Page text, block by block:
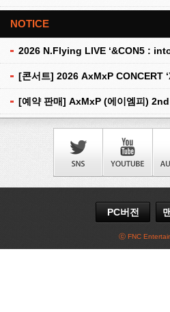
NOTICE
[콘서트] 2026 AxMxP CONCERT
PC버전
ⓒ FNC